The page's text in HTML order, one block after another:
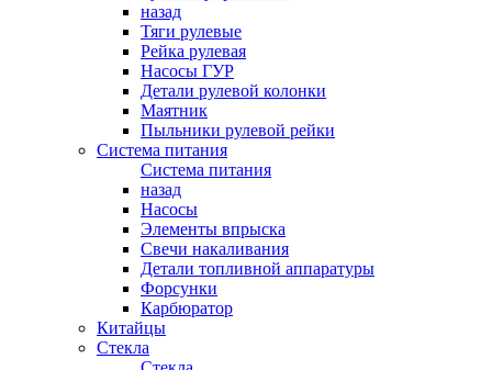
назад
Тяги рулевые
Рейка рулевая
Насосы ГУР
Детали рулевой колонки
Маятник
Пыльники рулевой рейки
Система питания
Система питания
назад
Насосы
Элементы впрыска
Свечи накаливания
Детали топливной аппаратуры
Форсунки
Карбюратор
Китайцы
Стекла